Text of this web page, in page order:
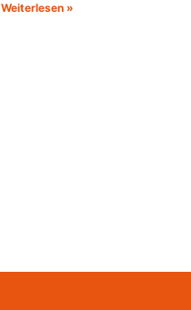
Weiterlesen »